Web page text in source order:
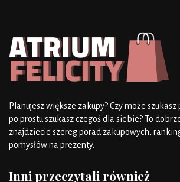
Planujesz większe zakupy? Czy może
po prostu szukasz czegoś dla siebie? To
znajdziecie szereg porad zakupowych,
pomysłów na prezenty.
Inni przeczytali również